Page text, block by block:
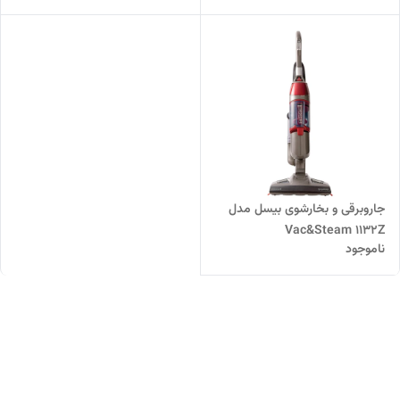
جاروبرقی و بخارشوی بیسل مدل
Vac&Steam 1132Z
ناموجود